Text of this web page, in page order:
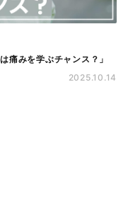
痛みを学ぶチャンス？」
2025.10.14